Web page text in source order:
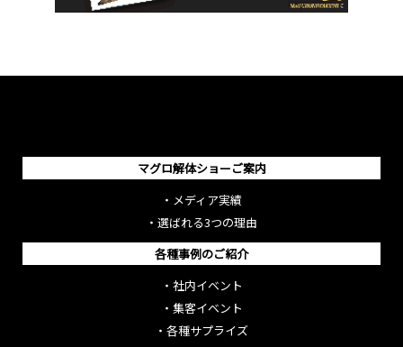
マグロ解体ショーご案内
・ メディア実績
・ 選ばれる3つの理由
各種事例のご紹介
・ 社内イベント
・ 集客イベント
・ 各種サプライズ